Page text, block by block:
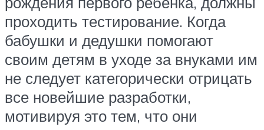
проходить тестирование. Когда
бабушки и дедушки помогают
своим детям в уходе за внуками им
не следует категорически отрицать
все новейшие разработки,
мотивируя это тем, что они